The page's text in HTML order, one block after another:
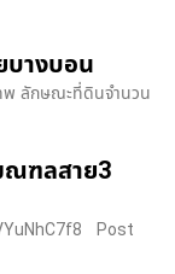
บางบอน
พ ลักษณะที่ดินจำนวน
ณฑลสาย3
Post